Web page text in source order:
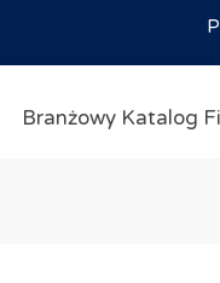
Branżowy Katalog